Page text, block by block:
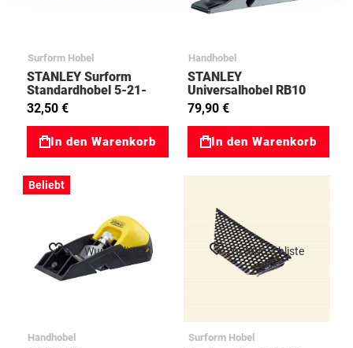
Surform Hobel
STANLEY Surform
Standardhobel 5-21-
296 2021122
32,50 €
In den Warenkorb
Handhobel
STANLEY
Universalhobel RB10
2012100
79,90 €
In den Warenkorb
Zur Wunschliste
Beliebt
Handhobel
Zur Wunschliste
Surform Hobel